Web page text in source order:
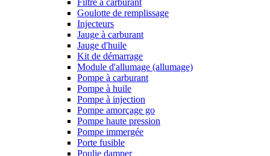
Filtre à carburant
Goulotte de remplissage
Injecteurs
Jauge à carburant
Jauge d'huile
Kit de démarrage
Module d'allumage (allumage)
Pompe à carburant
Pompe à huile
Pompe à injection
Pompe amorçage go
Pompe haute pression
Pompe immergée
Porte fusible
Poulie damper